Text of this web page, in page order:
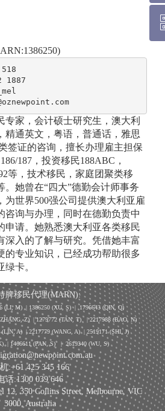
1887
专家，会计硕士研究生，澳大利
精通英文，粤语，普通话，雅思
签证的咨询，擅长办理雇主担保
187，投资移民188ABC，
等，技术移民，家庭团聚类移
。她曾在“四大”德勤会计师事务
为世界500强公司提供澳大利亚雇
咨询与办理，同时在德勤负责中
申请。她熟悉澳大利亚各类移民
深入的了解与研究。凭借她丰富
的专业知识，已经成功帮助很多
卡。
牌移民代理(MARN):
(LI, M) | 1386250 (XU, S)| 1796643 (QIN, Q)
Z) | 1279772 (TAN, T) | 2217988 (BAO, N)
(LIN, A) | 2217779 (WANG, A) | 2519171 (SHI, J)
| 1466611 (PAN, S)| 2619340 (WU, S)
:+61 425 345 166
话:1300 039 646
12, 350 Collins Street, Melbourne, VIC
3000, Australia
布里斯班热线